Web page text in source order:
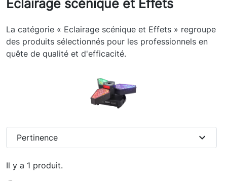
Eclairage scénique et Effets
La catégorie « Eclairage scénique et Effets » regroupe
des produits sélectionnés pour les professionnels en
quête de qualité et d'efficacité.
Il y a 1 produit.
Pertinence expand_more